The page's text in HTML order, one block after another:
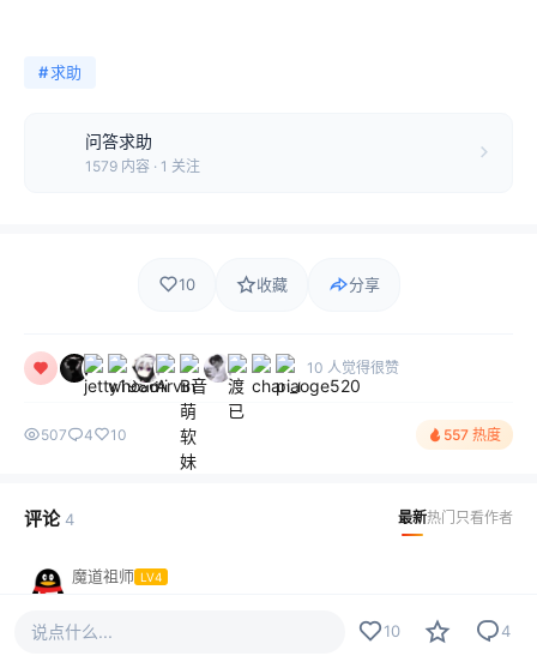
#求助
问答求助
1579 内容 · 1 关注
10 收藏 分享
10 人觉得很赞
507 4 10 557 热度
评论4 最新热门 只看作者
魔道祖师 LV4
2024-08-24
说点什么... 10 4